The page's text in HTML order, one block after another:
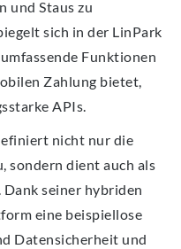
und Staus zu
sich in der LinPark
Funktionen
Zahlung bietet,
APIs.
nicht nur die
sondern dient auch als
seiner hybriden
eine beispiellose
Datensicherheit und